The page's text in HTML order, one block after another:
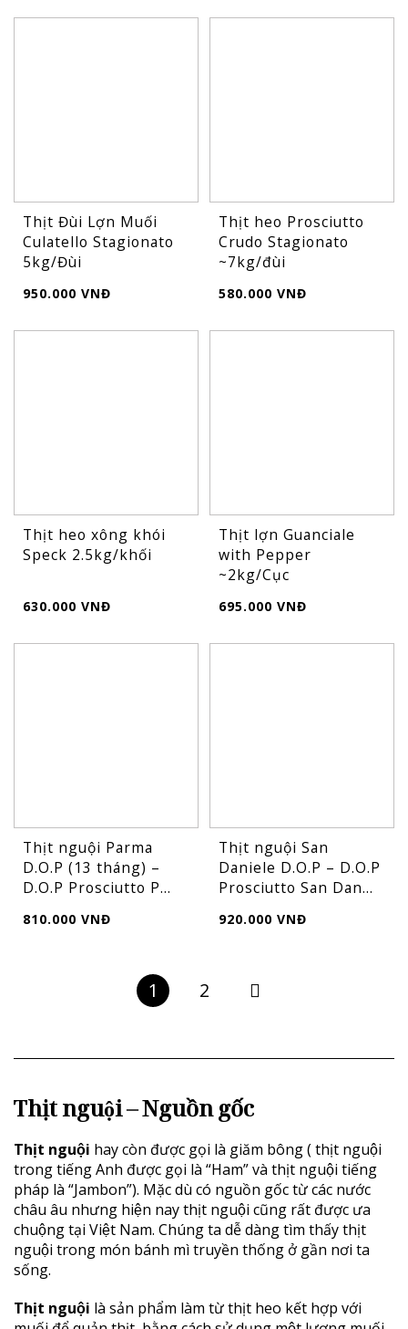
Thịt Đùi Lợn Muối
Culatello Stagionato
5kg/Đùi
950.000 VNĐ
Thịt heo Prosciutto
Crudo Stagionato
~7kg/đùi
580.000 VNĐ
Thịt heo xông khói
Speck 2.5kg/khối
630.000 VNĐ
Thịt lợn Guanciale
with Pepper
~2kg/Cục
695.000 VNĐ
Thịt nguội Parma
D.O.P (13 tháng) –
D.O.P Prosciutto P...
810.000 VNĐ
Thịt nguội San
Daniele D.O.P – D.O.P
Prosciutto San Dan...
920.000 VNĐ
1 2
Thịt nguội – Nguồn gốc
Thịt nguội hay còn được gọi là giăm bông ( thịt nguội
trong tiếng Anh được gọi là “Ham” và thịt nguội tiếng
pháp là “Jambon”). Mặc dù có nguồn gốc từ các nước
châu âu nhưng hiện nay thịt nguội cũng rất được ưa
chuộng tại Việt Nam. Chúng ta dễ dàng tìm thấy thịt
nguội trong món bánh mì truyền thống ở gần nơi ta
sống.
Thịt nguội là sản phẩm làm từ thịt heo kết hợp với